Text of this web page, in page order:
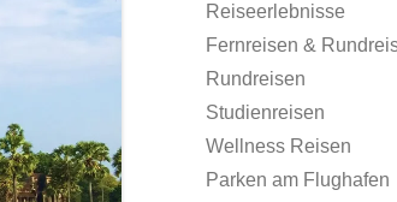
Reiseerlebnisse
Fernreisen &
Rundreisen
Studienreisen
Wellness Reisen
Parken am Flughafen